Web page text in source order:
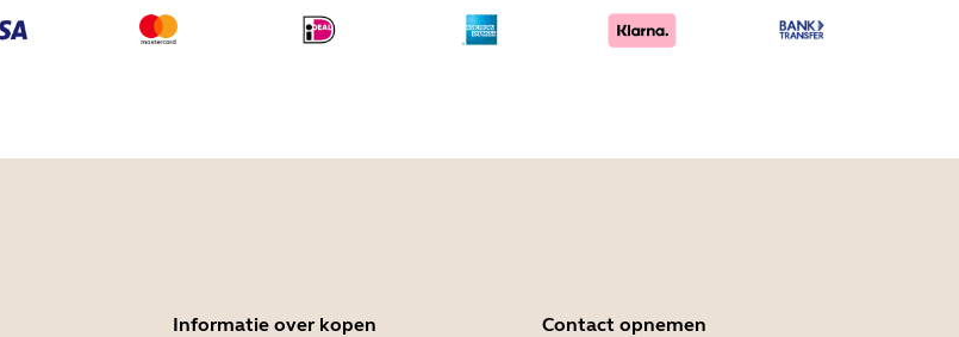
Informatie over kopen Contact opnemen